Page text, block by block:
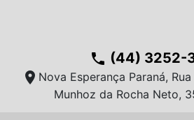
phone (44) 3252-
location_on Nova Esperança Paraná,
Munhoz da Rocha Neto,